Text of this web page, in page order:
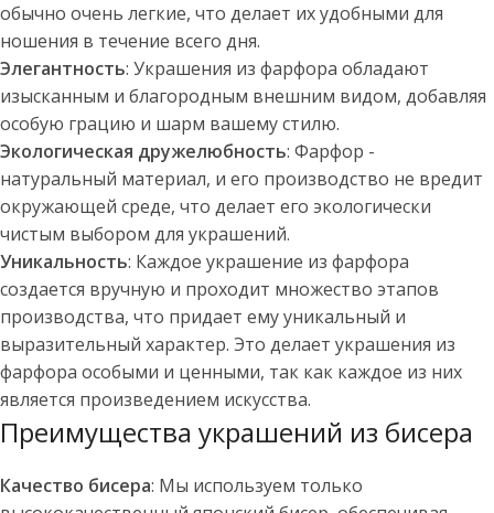
обычно очень легкие, что делает их удобными для
ношения в течение всего дня.
Элегантность: Украшения из фарфора обладают
изысканным и благородным внешним видом, добавляя
особую грацию и шарм вашему стилю.
Экологическая дружелюбность: Фарфор -
натуральный материал, и его производство не вредит
окружающей среде, что делает его экологически
чистым выбором для украшений.
Уникальность: Каждое украшение из фарфора
создается вручную и проходит множество этапов
производства, что придает ему уникальный и
выразительный характер. Это делает украшения из
фарфора особыми и ценными, так как каждое из них
является произведением искусства.
Преимущества украшений из бисера
Качество бисера: Мы используем только